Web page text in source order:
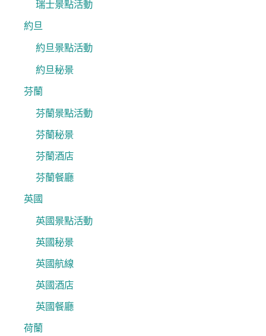
瑞士景點活動
約旦
約旦景點活動
約旦秘景
芬蘭
芬蘭景點活動
芬蘭秘景
芬蘭酒店
芬蘭餐廳
英國
英國景點活動
英國秘景
英國航線
英國酒店
英國餐廳
荷蘭